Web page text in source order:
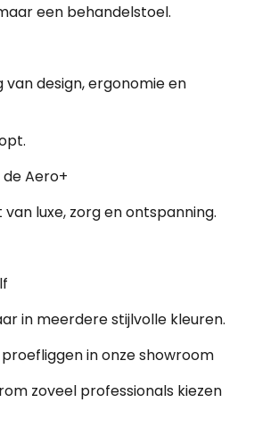
een behandelstoel.
van design, ergonomie en
Aero+
luxe, zorg en ontspanning.
in meerdere stijlvolle kleuren.
in onze showroom
zoveel professionals kiezen